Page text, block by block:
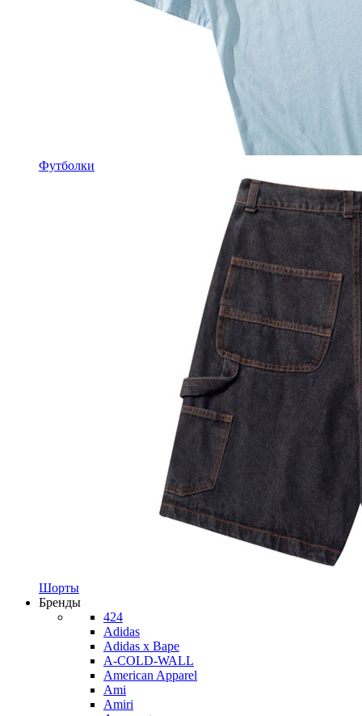
Футболки
Шорты
Бренды
424
Adidas
Adidas x Bape
A-COLD-WALL
American Apparel
Ami
Amiri